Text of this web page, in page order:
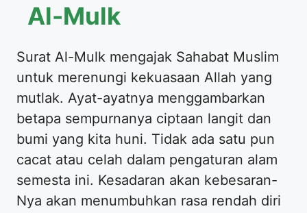
Al-Mulk
Surat Al-Mulk mengajak Sahabat Muslim
untuk merenungi kekuasaan Allah yang
mutlak. Ayat-ayatnya menggambarkan
betapa sempurnanya ciptaan langit dan
bumi yang kita huni. Tidak ada satu pun
cacat atau celah dalam pengaturan alam
semesta ini. Kesadaran akan kebesaran-
Nya akan menumbuhkan rasa rendah diri